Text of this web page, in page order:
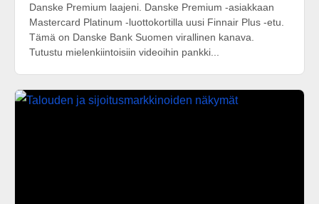
Danske Premium laajeni. Danske Premium -asiakkaan
Mastercard Platinum -luottokortilla uusi Finnair Plus -etu.
Tämä on Danske Bank Suomen virallinen kanava.
Tutustu mielenkiintoisiin videoihin pankki...